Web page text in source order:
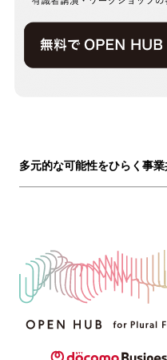
多元的な可能性をひらく事